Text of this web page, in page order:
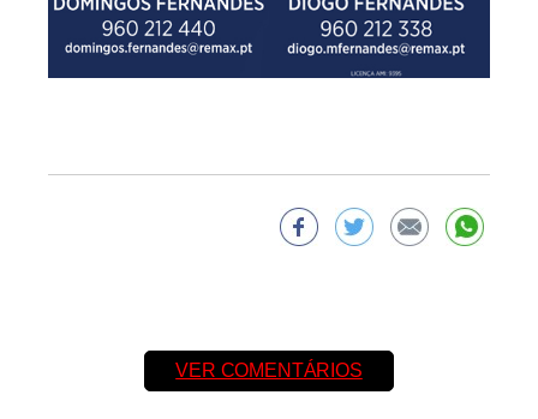
VER COMENTÁRIOS